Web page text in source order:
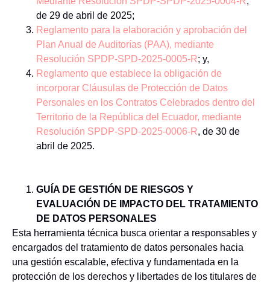
de 29 de abril de 2025;
Reglamento para la elaboración y aprobación del
Plan Anual de Auditorías (PAA), mediante
Resolución SPDP-SPD-2025-0005-R; y,
Reglamento que establece la obligación de
incorporar Cláusulas de Protección de Datos
Personales en los Contratos Celebrados dentro del
Territorio de la República del Ecuador, mediante
Resolución SPDP-SPD-2025-0006-R, de 30 de
abril de 2025.
GUÍA DE GESTIÓN DE RIESGOS Y
EVALUACIÓN DE IMPACTO DEL TRATAMIENTO
DE DATOS PERSONALES
Esta herramienta técnica busca orientar a responsables y
encargados del tratamiento de datos personales hacia
una gestión escalable, efectiva y fundamentada en la
protección de los derechos y libertades de los titulares de